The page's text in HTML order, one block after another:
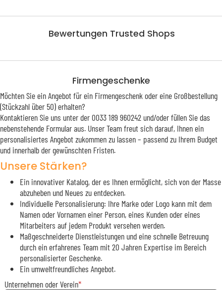
Bewertungen Trusted Shops
Firmengeschenke
Möchten Sie ein Angebot für ein Firmengeschenk oder eine Großbestellung
(Stückzahl über 50) erhalten?
Kontaktieren Sie uns unter der 0033 189 960242 und/oder füllen Sie das
nebenstehende Formular aus. Unser Team freut sich darauf, Ihnen ein
personalisiertes Angebot zukommen zu lassen – passend zu Ihrem Budget
und innerhalb der gewünschten Fristen.
Unsere Stärken?
Ein innovativer Katalog, der es Ihnen ermöglicht, sich von der Masse
abzuheben und Neues zu entdecken.
Individuelle Personalisierung: Ihre Marke oder Logo kann mit dem
Namen oder Vornamen einer Person, eines Kunden oder eines
Mitarbeiters auf jedem Produkt versehen werden.
Maßgeschneiderte Dienstleistungen und eine schnelle Betreuung
durch ein erfahrenes Team mit 20 Jahren Expertise im Bereich
personalisierter Geschenke.
Ein umweltfreundliches Angebot.
Unternehmen oder Verein